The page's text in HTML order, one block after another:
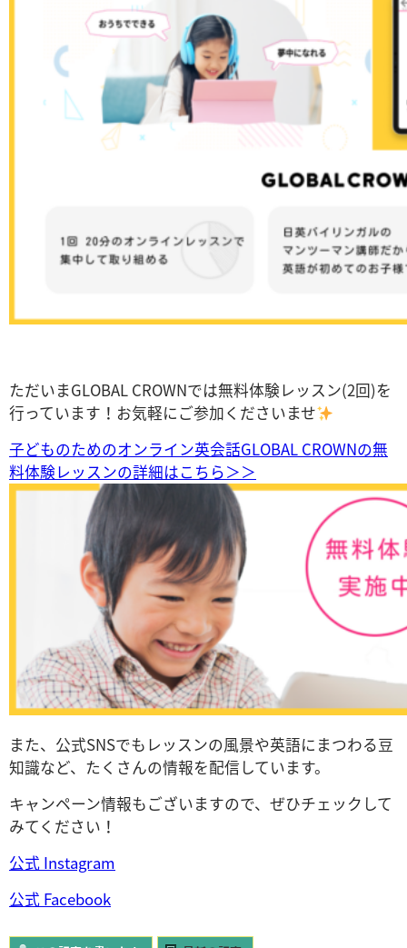
ただいまGLOBAL CROWNでは無料体験レッスン(2回)を
行っています！お気軽にご参加くださいませ
子どものためのオンライン英会話GLOBAL CROWNの無
料体験レッスンの詳細はこちら＞＞
また、公式SNSでもレッスンの風景や英語にまつわる豆
知識など、たくさんの情報を配信しています。
キャンペーン情報もございますので、ぜひチェックして
みてください！
公式 Instagram
公式 Facebook